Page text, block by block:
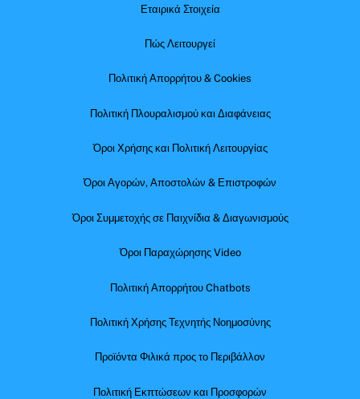
Εταιρικά Στοιχεία
Πώς Λειτουργεί
Πολιτική Απορρήτου & Cookies
Πολιτική Πλουραλισμού και Διαφάνειας
Όροι Χρήσης και Πολιτική Λειτουργίας
Όροι Αγορών, Αποστολών & Επιστροφών
Όροι Συμμετοχής σε Παιχνίδια & Διαγωνισμούς
Όροι Παραχώρησης Video
Πολιτική Απορρήτου Chatbots
Πολιτική Χρήσης Τεχνητής Νοημοσύνης
Προϊόντα Φιλικά προς το Περιβάλλον
Πολιτική Εκπτώσεων και Προσφορών